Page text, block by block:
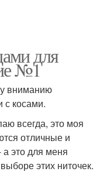
для
№1
вниманию
с косами.
всегда, это моя
отличные и
это для меня
этих ниточек.